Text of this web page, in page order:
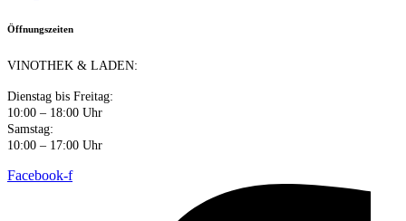
Öffnungszeiten
VINOTHEK & LADEN:
Dienstag bis Freitag:
10:00 – 18:00 Uhr
Samstag:
10:00 – 17:00 Uhr
Facebook-f